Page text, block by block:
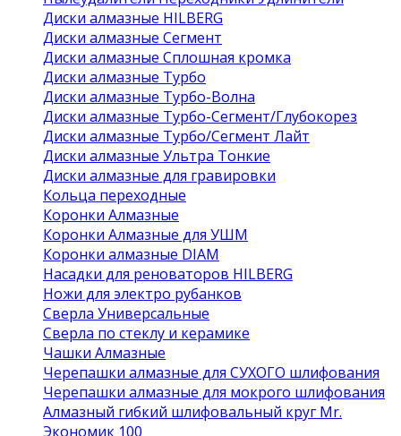
Диски алмазные HILBERG
Диски алмазные Сегмент
Диски алмазные Сплошная кромка
Диски алмазные Турбо
Диски алмазные Турбо-Волна
Диски алмазные Турбо-Сегмент/Глубокорез
Диски алмазные Турбо/Сегмент Лайт
Диски алмазные Ультра Тонкие
Диски алмазные для гравировки
Кольца переходные
Коронки Алмазные
Коронки Алмазные для УШМ
Коронки алмазные DIAM
Насадки для реноваторов HILBERG
Ножи для электро рубанков
Сверла Универсальные
Сверла по стеклу и керамике
Чашки Алмазные
Черепашки алмазные для СУХОГО шлифования
Черепашки алмазные для мокрого шлифования
Алмазный гибкий шлифовальный круг Mr.
Экономик 100